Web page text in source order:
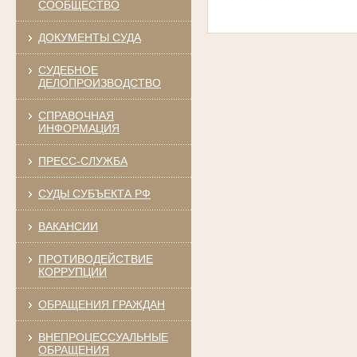
СООБЩЕСТВО
ДОКУМЕНТЫ СУДА
СУДЕБНОЕ
ДЕЛОПРОИЗВОДСТВО
СПРАВОЧНАЯ
ИНФОРМАЦИЯ
ПРЕСС-СЛУЖБА
СУДЫ СУБЪЕКТА РФ
ВАКАНСИИ
ПРОТИВОДЕЙСТВИЕ
КОРРУПЦИИ
ОБРАЩЕНИЯ ГРАЖДАН
ВНЕПРОЦЕССУАЛЬНЫЕ
ОБРАЩЕНИЯ